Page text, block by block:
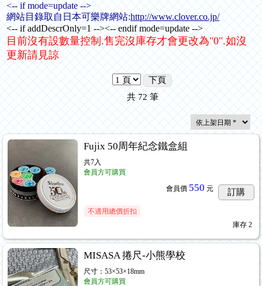
<-- if mode=update -->
網站目錄取自日本可樂牌網站:http://www.clover.co.jp/
<-- if addDescrOnly=1 --><-- endif mode=update -->
目前沒有設數量控制.售完沒庫存才會更改為"0".如沒
更新請見諒
下頁
共72筆
Fujix 50周年紀念鐵盒組
共7入
會員方可購買
會員價 550 元 訂購
不適用總價折扣
庫存 2
MISASA 捲尺-小熊學校
尺寸：53×53×18mm
會員方可購買